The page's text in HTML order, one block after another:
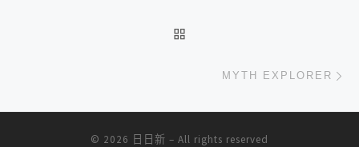
MYTH EXPLORER
© 2026 日日新 – All rights reserved